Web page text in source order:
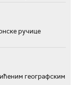
ручице
географским